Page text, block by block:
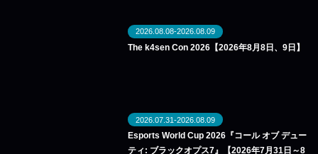
2026.08.08-2026.08.09
The k4sen Con 2026【2026年8月8日、9日】
2026.07.31-2026.08.09
Esports World Cup 2026『コール オブ デュー
ティ: ブラックオプス7』【2026年7月31日～8